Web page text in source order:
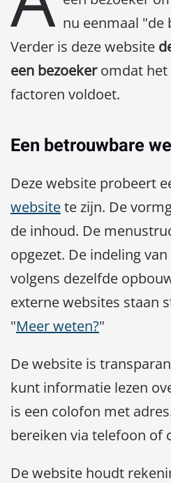
nu eenmaal "de
Verder is deze website
een bezoekeromdat het
factoren voldoet.
Een betrouwbare
Deze website probeert
websitete zijn. De
de inhoud. De
opgezet. De indeling
volgens dezelfde
externe websites staan
"Meer weten?"
De website is
kunt informatie lezen
is een colofon met
bereiken via telefoon of
De website houdt